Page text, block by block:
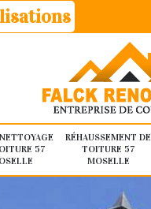
57
RÉHAUSSEMENT DE
TOITURE 57
MOSELLE